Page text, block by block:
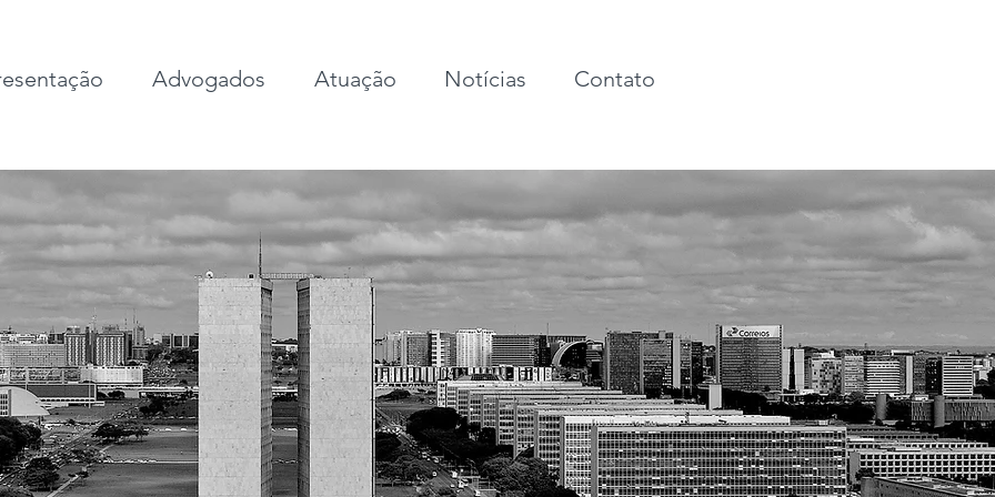
Advogados Atuação Notícias Contato